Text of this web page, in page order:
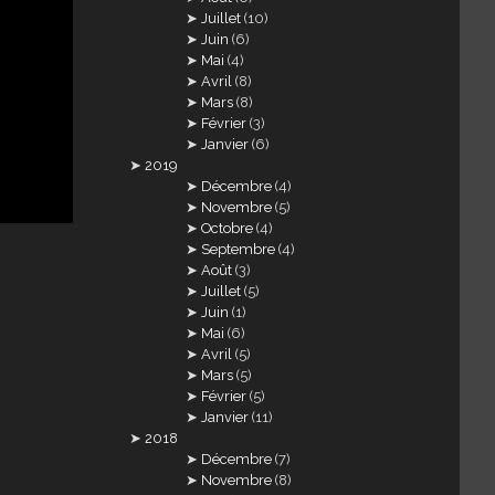
Juillet (10)
Juin (6)
Mai (4)
Avril (8)
Mars (8)
Février (3)
Janvier (6)
2019
Décembre (4)
Novembre (5)
Octobre (4)
Septembre (4)
Août (3)
Juillet (5)
Juin (1)
Mai (6)
Avril (5)
Mars (5)
Février (5)
Janvier (11)
2018
Décembre (7)
Novembre (8)